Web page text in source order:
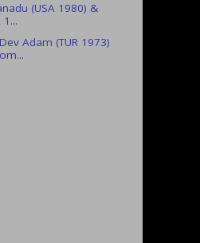
(USA 1980) &
Adam (TUR 1973)